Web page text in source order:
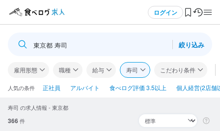
ログイン
食べログ求人TOP
求人検索
東京都 寿司 絞り込み
雇用形態 職種 給与 寿司 こだわり条件
人気の条件 正社員 アルバイト 食べログ評価 3.5以上 個人経営(2店舗
寿司 の求人情報 - 東京都
366件